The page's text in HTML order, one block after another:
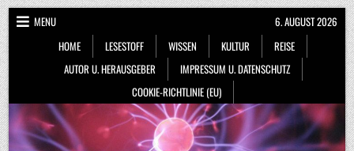
Skip
to
content
MENU
HOME
LESESTOFF WISSEN KULTUR
REISE
AUTOR U. HERAUSGEBER
IMPRESSUM U. DATENSCHUTZ
COOKIE-RICHTLINIE (EU)
6. AUGUST 2026